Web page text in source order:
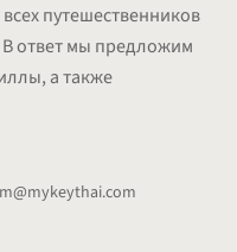
путешественников
В ответ мы предложим
а также